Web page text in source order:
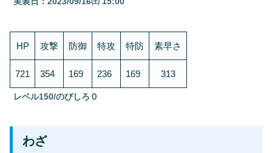
HP 攻撃 防御 特攻 特防 素早さ
721 354 169 236 169 313
レベル150/のびしろ０
わざ